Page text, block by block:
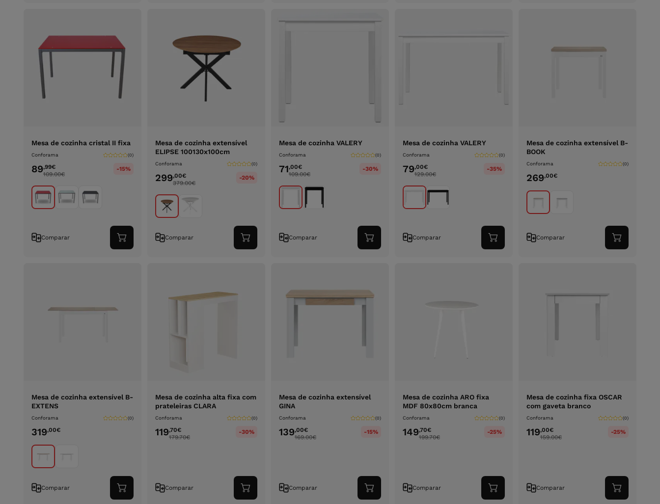
Mesa de cozinha cristal II fixa
Conforama (0)
89,99€
109.00€
-15%
Comparar
Adicionar
ao
Mesa de cozinha extensível
ELIPSE 100130x100cm
Conforama (0)
299,00€
379.00€
-20%
Comparar
Adicionar
ao
Mesa de cozinha VALERY
Conforama (0)
71,00€
109.00€
-30%
Comparar
Adicionar
ao
Mesa de cozinha VALERY
Conforama (0)
79,00€
129.00€
-35%
Comparar
Adicionar
ao
Mesa de cozinha extensível B-
BOOK
Conforama (0)
269,00€
Comparar
Adicionar
ao
Mesa de cozinha extensível B-
EXTENS
Conforama (0)
319,00€
Comparar
Adicionar
ao
Mesa de cozinha alta fixa com
prateleiras CLARA
Conforama (0)
119,70€
179.70€
-30%
Comparar
Adicionar
ao
Mesa de cozinha extensível
GINA
Conforama (0)
139,00€
169.00€
-15%
Comparar
Adicionar
ao
Mesa de cozinha ARO fixa
MDF 80x80cm branca
Conforama (0)
149,70€
199.70€
-25%
Comparar
Adicionar
ao
Mesa de cozinha fixa OSCAR
com gaveta branco
Conforama (0)
119,00€
159.00€
-25%
Comparar
Adicionar
ao